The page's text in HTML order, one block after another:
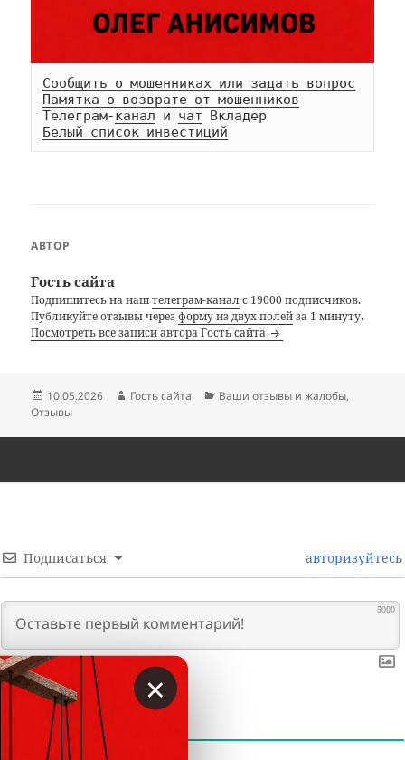
Сообщить о мошенниках или задать вопрос
Памятка о возврате от мошенников
Телеграм-канал и чат
Белый список инвестиций
АВТОР
Гость сайта
Подпишитесь на наштелеграм-каналс 19000 подписчиков.
Публикуйте отзывы черезформу из двух полейза 1 минуту.
Посмотреть все записи автора Гость сайта
Опубликовано
10.05.2026 Автор
Гость сайта Рубрики
Ваши отзывы и жалобы,
Отзывы
Подписаться авторизуйтесь
5000
КОММЕНТАРИИ
×